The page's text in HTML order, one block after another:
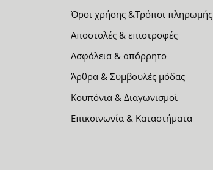
Όροι χρήσης &Τρόποι πληρωμής
Αποστολές & επιστροφές
Ασφάλεια & απόρρητο
Άρθρα & Συμβουλές μόδας
Κουπόνια & Διαγωνισμοί
Επικοινωνία & Καταστήματα